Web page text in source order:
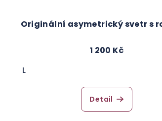
Originální asymetrický svetr s
1 200 Kč
L
Detail